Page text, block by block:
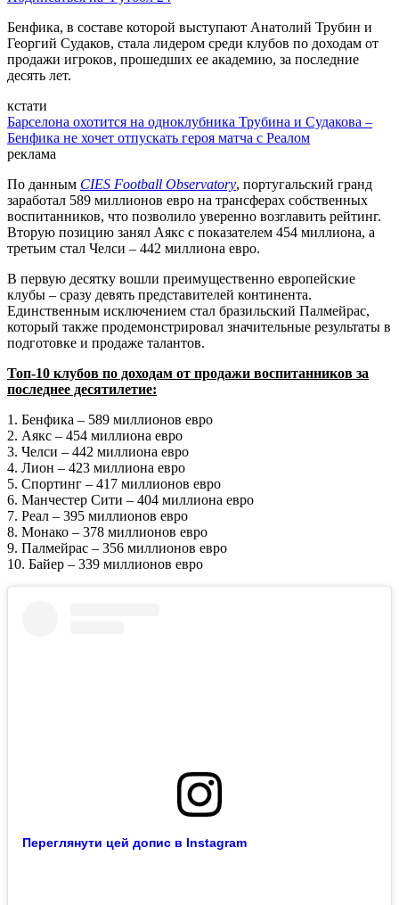
Бенфика, в составе которой выступают Анатолий Трубин и
Георгий Судаков, стала лидером среди клубов по доходам от
продажи игроков, прошедших ее академию, за последние
десять лет.
кстати
Барселона охотится на одноклубника Трубина и Судакова –
Бенфика не хочет отпускать героя матча с Реалом
реклама
По данным CIES Football Observatory, португальский гранд
заработал 589 миллионов евро на трансферах собственных
воспитанников, что позволило уверенно возглавить рейтинг.
Вторую позицию занял Аякс с показателем 454 миллиона, а
третьим стал Челси – 442 миллиона евро.
В первую десятку вошли преимущественно европейские
клубы – сразу девять представителей континента.
Единственным исключением стал бразильский Палмейрас,
который также продемонстрировал значительные результаты в
подготовке и продаже талантов.
Топ-10 клубов по доходам от продажи воспитанников за
последнее десятилетие:
1. Бенфика – 589 миллионов евро
2. Аякс – 454 миллиона евро
3. Челси – 442 миллиона евро
4. Лион – 423 миллиона евро
5. Спортинг – 417 миллионов евро
6. Манчестер Сити – 404 миллиона евро
7. Реал – 395 миллионов евро
8. Монако – 378 миллионов евро
9. Палмейрас – 356 миллионов евро
10. Байер – 339 миллионов евро
Переглянути цей допис в Instagram